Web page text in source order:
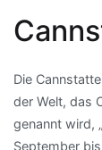
Die
der Welt, das
genannt wird,
September